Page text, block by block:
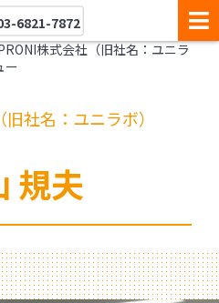
6821-7872
株式会社（旧社名：ユニラ
ー
社名：ユニラボ）
規夫